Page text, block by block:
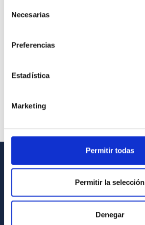
Necesarias
Preferencias
Estadística
Marketing
Permitir todas
Permitir la selección
Denegar
GENERAL INFORMATION